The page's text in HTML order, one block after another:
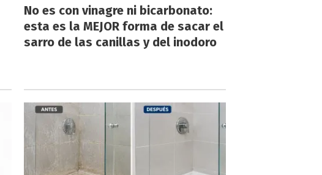
No es con vinagre ni bicarbonato:
esta es la MEJOR forma de sacar el
sarro de las canillas y del inodoro